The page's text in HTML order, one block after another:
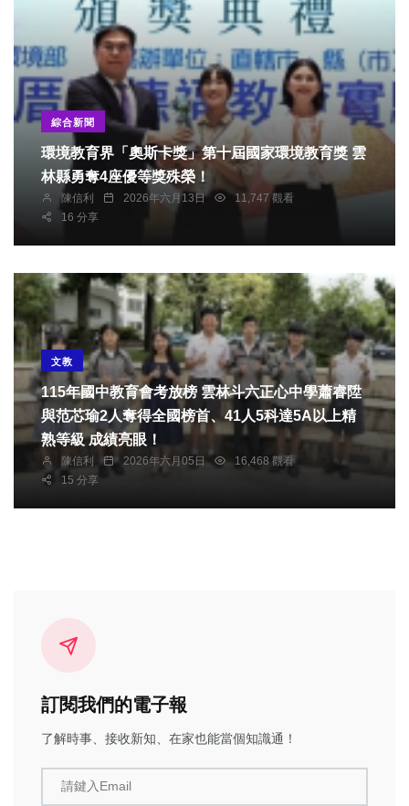
綜合新聞
環境教育界「奧斯卡獎」第十屆國家環境教育獎 雲
林縣勇奪4座優等獎殊榮！
陳信利 2026年六月13日
11,747 觀看
16 分享
文教
115年國中教育會考放榜 雲林斗六正心中學蕭睿陞
與范芯瑜2人奪得全國榜首、41人5科達5A以上精
熟等級 成績亮眼！
陳信利 2026年六月05日
16,468 觀看
15 分享
訂閱我們的電子報
了解時事、接收新知、在家也能當個知識通！
請鍵入Email